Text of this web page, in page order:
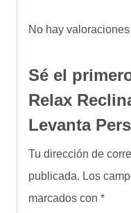
No hay
Sé el
Relax
Levanta
Tu dirección de
publicada. Los
marcados con *